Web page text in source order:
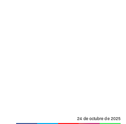
24 de octubre de 2025